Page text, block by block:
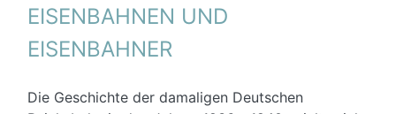
EISENBAHNEN UND
EISENBAHNER
Die Geschichte der damaligen Deutschen